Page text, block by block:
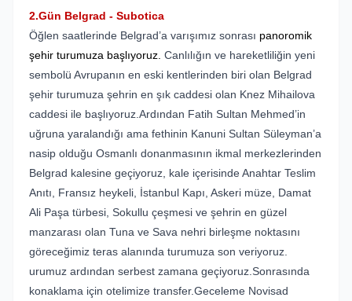
2.Gün Belgrad - Subotica
Öğlen saatlerinde Belgrad’a varışımız sonrası panoromik
şehir turumuza başlıyoruz. Canlılığın ve hareketliliğin yeni
sembolü Avrupanın en eski kentlerinden biri olan Belgrad
şehir turumuza şehrin en şık caddesi olan Knez Mihailova
caddesi ile başlıyoruz.Ardından Fatih Sultan Mehmed’in
uğruna yaralandığı ama fethinin Kanuni Sultan Süleyman’a
nasip olduğu Osmanlı donanmasının ikmal merkezlerinden
Belgrad kalesine geçiyoruz, kale içerisinde Anahtar Teslim
Anıtı, Fransız heykeli, İstanbul Kapı, Askeri müze, Damat
Ali Paşa türbesi, Sokullu çeşmesi ve şehrin en güzel
manzarası olan Tuna ve Sava nehri birleşme noktasını
göreceğimiz teras alanında turumuza son veriyoruz.
urumuz ardından serbest zamana geçiyoruz.Sonrasında
konaklama için otelimize transfer.Geceleme Novisad